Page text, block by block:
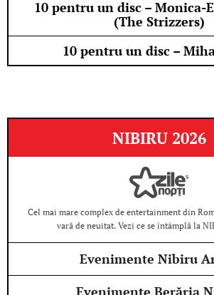
10 pentru un disc – Monica-
(The Strizzers)
10 pentru un disc –
NIBIRU 2026
Cel mai mare complex de entertainment din
vară de neuitat. Vezi ce se întâmplă la
Evenimente Nibiru